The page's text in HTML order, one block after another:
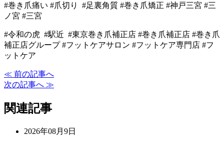
#巻き爪痛い #爪切り #足裏角質 #巻き爪矯正 #神戸三宮 #三
ノ宮 #三宮
#令和の虎 #駅近 #東京巻き爪補正店 #巻き爪補正店 #巻き爪
補正店グループ #フットケアサロン #フットケア専門店 #フ
ットケア
≪ 前の記事へ
次の記事へ ≫
関連記事
2026年08月9日